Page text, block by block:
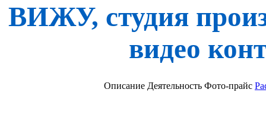
ВИЖУ, студия
видео
Описание Деятельность Фото-прайс